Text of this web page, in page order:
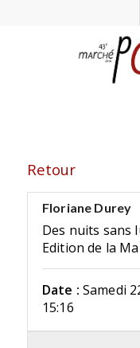
Retour
Floriane Durey
Des nuits sans
Edition de la
Date : Samedi
15:16